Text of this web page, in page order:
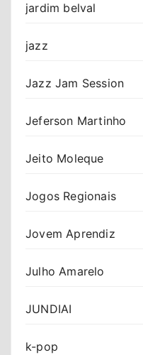
jardim belval
jazz
Jazz Jam Session
Jeferson Martinho
Jeito Moleque
Jogos Regionais
Jovem Aprendiz
Julho Amarelo
JUNDIAI
k-pop